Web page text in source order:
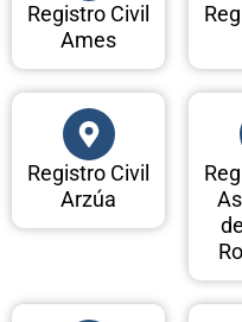
Registro Civil
Ames
Registro Civil
Arzúa